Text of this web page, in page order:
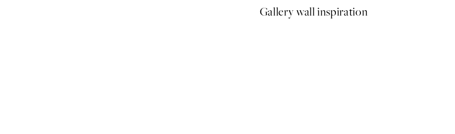
Gallery wall inspiration